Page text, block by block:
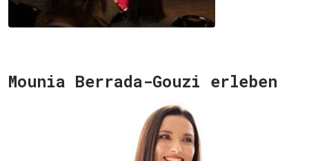
Mounia Berrada-Gouzi erleben